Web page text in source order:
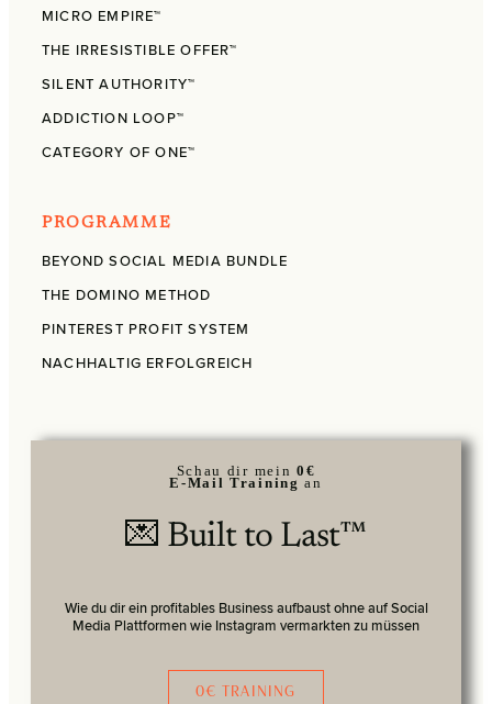
MICRO EMPIRE™
THE IRRESISTIBLE OFFER™
SILENT AUTHORITY™
ADDICTION LOOP™
CATEGORY OF ONE™
PROGRAMME
BEYOND SOCIAL MEDIA BUNDLE
THE DOMINO METHOD
PINTEREST PROFIT SYSTEM
NACHHALTIG ERFOLGREICH
Schau dir mein0€
E-Mail Training an
💌 Built to Last™
Wie du dir ein profitables Business aufbaust ohne auf Social
Media Plattformen wie Instagram vermarkten zu müssen
0€ TRAINING